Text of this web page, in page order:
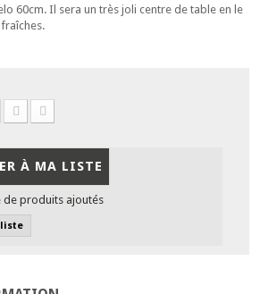
60cm. Il sera un très joli centre de table en le
À MA LISTE
de produits ajoutés
liste